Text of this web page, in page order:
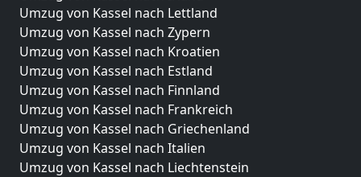
Umzug von Kassel nach Lettland
Umzug von Kassel nach Zypern
Umzug von Kassel nach Kroatien
Umzug von Kassel nach Estland
Umzug von Kassel nach Finnland
Umzug von Kassel nach Frankreich
Umzug von Kassel nach Griechenland
Umzug von Kassel nach Italien
Umzug von Kassel nach Liechtenstein